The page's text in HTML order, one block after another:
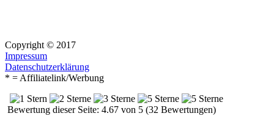
Copyright © 2017
Impressum
Datenschutzerklärung
* = Affiliatelink/Werbung
Bewertung dieser Seite: 4.67 von 5 (32 Bewertungen)